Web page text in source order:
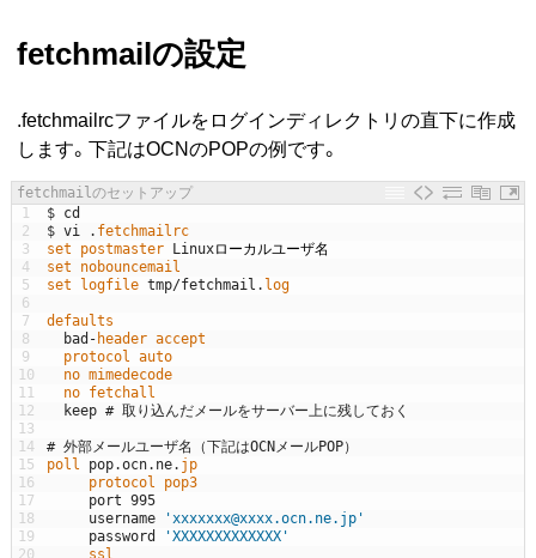
fetchmailの設定
.fetchmailrcファイルをログインディレクトリの直下に作成
します。下記はOCNのPOPの例です。
fetchmailのセットアップ
1
2
3
4
5
6
7
8
9
10
11
12
13
14
15
16
17
18
19
20
$ cd
$ vi . fetchmailrc
set postmaster Linuxローカルユーザ名
set nobouncemail
set logfile tmp/fetchmail . log
defaults
bad - header accept
protocol auto
no mimedecode
no fetchall
keep # 取り込んだメールをサーバー上に残しておく
# 外部メールユーザ名（下記はOCNメールPOP）
poll pop.ocn. ne. jp
protocol pop3
port 995
username
'xxxxxxx@xxxx.ocn.ne.jp'
password
'XXXXXXXXXXXXX'
ssl